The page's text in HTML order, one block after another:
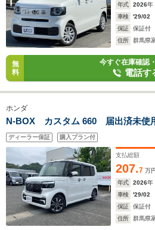
年式
2026年
車検
'29/02
保証
保証付
住所
群馬県
無
料
今すぐ在庫確認
電話す
ホンダ
N-BOX カスタム 660 届出済未使
ディーラー保証 購入プラン付
支払総額
207.7 万
年式
2026年
車検
'29/02
保証
保証付
住所
群馬県